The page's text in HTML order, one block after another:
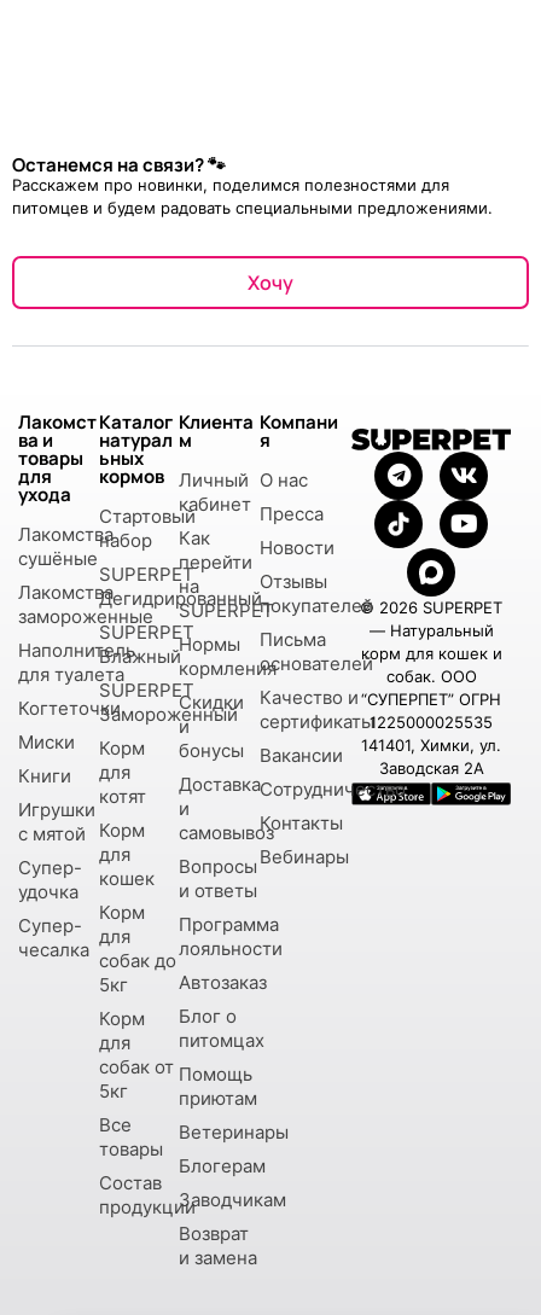
Останемся на связи? 🐾
Расскажем про новинки, поделимся полезностями для
питомцев и будем радовать специальными предложениями.
Хочу
© 2026 SUPERPET
— Натуральный
корм для кошек и
собак. ООО
“СУПЕРПЕТ” ОГРН
1225000025535
141401, Химки, ул.
Заводская 2А
Компани
я
О нас
Пресса
Новости
Отзывы
покупателей
Письма
основателей
Качество и
сертификаты
Вакансии
Сотрудничество
Контакты
Вебинары
Клиента
м
Личный
кабинет
Как
перейти
на
SUPERPET
Нормы
кормления
Скидки
и
бонусы
Доставка
и
самовывоз
Вопросы
и ответы
Программа
лояльности
Автозаказ
Блог о
питомцах
Помощь
приютам
Ветеринары
Блогерам
Заводчикам
Возврат
и замена
Каталог
натурал
ьных
кормов
Стартовый
набор
SUPERPET
Дегидрированный
SUPERPET
Влажный
SUPERPET
Замороженный
Корм
для
котят
Корм
для
кошек
Корм
для
собак до
5кг
Корм
для
собак от
5кг
Все
товары
Состав
продукции
Лакомст
ва и
товары
для
ухода
Лакомства
сушёные
Лакомства
замороженные
Наполнитель
для туалета
Когтеточки
Миски
Книги
Игрушки
с мятой
Супер-
удочка
Супер-
чесалка